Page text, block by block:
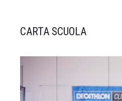
CARTA SCUOLA